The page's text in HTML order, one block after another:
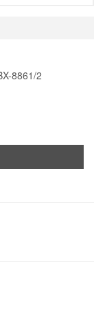
8861/2